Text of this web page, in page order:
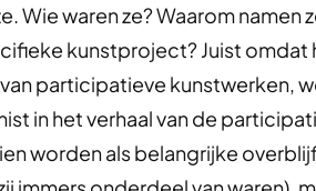
Wie waren ze? Waarom namen
kunstproject? Juist omdat
participatieve kunstwerken,
in het verhaal van de
worden als belangrijke